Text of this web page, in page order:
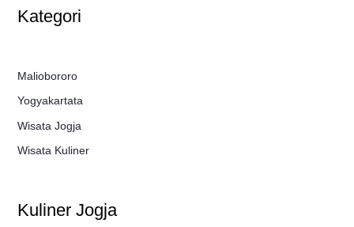
Kategori
Maliobororo
Yogyakartata
Wisata Jogja
Wisata Kuliner
Kuliner Jogja